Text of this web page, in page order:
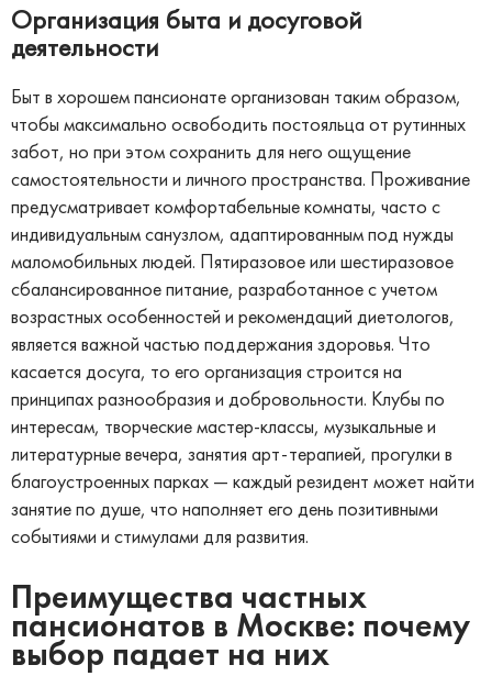
Организация быта и досуговой
деятельности
Быт в хорошем пансионате организован таким образом,
чтобы максимально освободить постояльца от рутинных
забот, но при этом сохранить для него ощущение
самостоятельности и личного пространства. Проживание
предусматривает комфортабельные комнаты, часто с
индивидуальным санузлом, адаптированным под нужды
маломобильных людей. Пятиразовое или шестиразовое
сбалансированное питание, разработанное с учетом
возрастных особенностей и рекомендаций диетологов,
является важной частью поддержания здоровья. Что
касается досуга, то его организация строится на
принципах разнообразия и добровольности. Клубы по
интересам, творческие мастер-классы, музыкальные и
литературные вечера, занятия арт-терапией, прогулки в
благоустроенных парках — каждый резидент может найти
занятие по душе, что наполняет его день позитивными
событиями и стимулами для развития.
Преимущества частных
пансионатов в Москве: почему
выбор падает на них